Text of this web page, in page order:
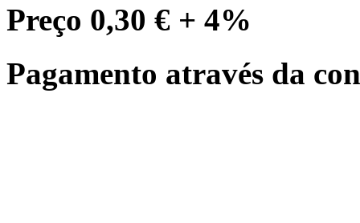
Preço 0,30 € + 4%
Pagamento através da